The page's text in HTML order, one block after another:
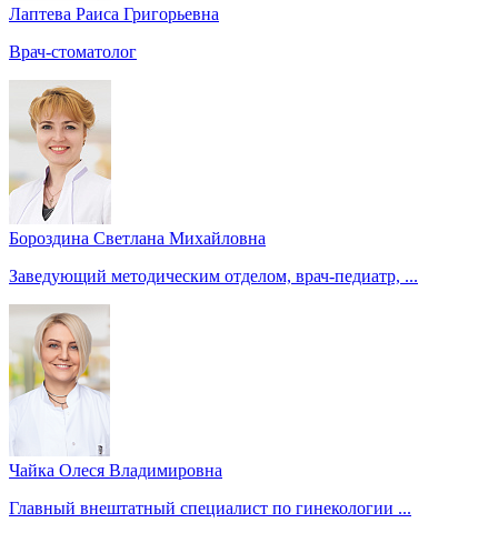
Лаптева Раиса Григорьевна
Врач-стоматолог
Бороздина Светлана Михайловна
Заведующий методическим отделом, врач-педиатр, ...
Чайка Олеся Владимировна
Главный внештатный специалист по гинекологии ...